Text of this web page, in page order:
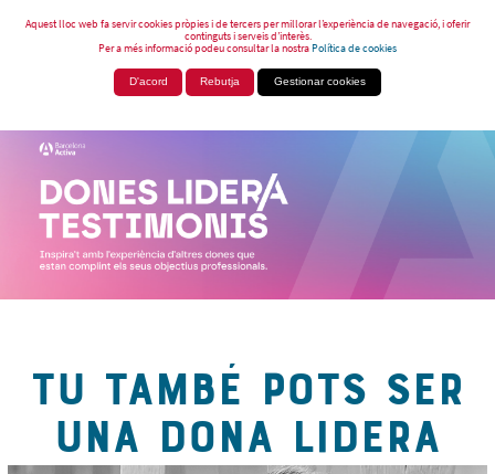
Aquest lloc web fa servir cookies pròpies i de tercers per millorar l’experiència de navegació, i oferir
continguts i serveis d’interès.
Per a més informació podeu consultar la nostraPolítica de cookies
D'acord Rebutja Gestionar cookies
TU TAMBÉ POTS SER
UNA DONA LIDERA